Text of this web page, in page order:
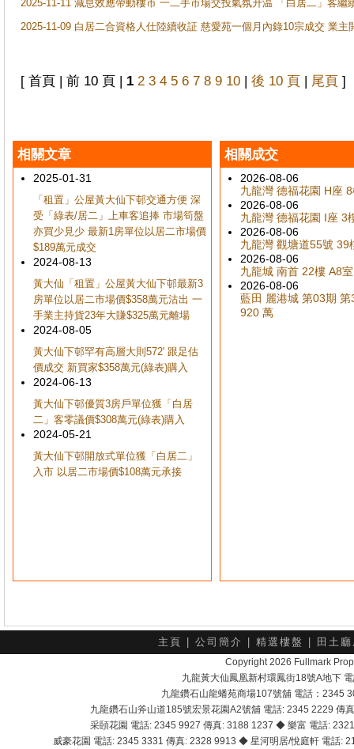
2025-11-11 減息效應帶動樓市 一二手市場交投氣氛升温 「白居二」客
2025-11-09 白居二合資格人仕陸續收証 慈愛苑一個月內錄10宗成交 業
[ 首頁 | 前 10 頁 | 1 2 3 4 5 6 7 8 9 10 | 後 10 頁 | 尾頁 ]
相關文章
2025-01-31
「租置」公屋黃大仙下邨交通方便 深
受「綠表/居二」上車客追捧 市場筍盤
亦買少見少 最新1房單位以居二市場價
$189萬元成交
2024-08-13
黃大仙「租置」公屋黃大仙下邨最新3
房單位以居二市場價$358萬元沽出 一
手業主持貨23年大賺$325萬元離場
2024-08-05
黃大仙下邨罕有高層大則572' 跟足估
價成交 新買家$358萬元(綠表)購入
2024-06-13
黃大仙下邨優質3房戶單位獲「白居
二」客零議價$308萬元(綠表)購入
2024-05-21
黃大仙下邨開放式單位獲「白居二」
入市 以居二市場價$108萬元承接
相關成交
2026-08-06
九龍灣 德福花園 H座
2026-08-06
九龍灣 德福花園 I座 3
2026-08-06
九龍灣 觀塘道55號 39
2026-08-06
九龍城 南首 22樓 A8室
2026-08-06
藍田 麗港城 第03期
920 萬
主頁 公司簡介 精選樓盤 田土
Copyright 2026 Fullmark
九龍黃大仙鳳凰新村環鳳街18號A地下
九龍鑽石山龍蟠苑商場107號舖 電話：2345
九龍鑽石山斧山道185號宏景花園A2號舖 電話: 2345 2229
采頣花園 電話: 2345 9927 傳真: 3188 1237 ◆ 樂富 電話:
威豪花園 電話: 2345 3331 傳真: 2328 9913 ◆ 星河明居/悅庭軒 電話